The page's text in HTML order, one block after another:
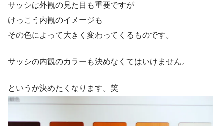
サッシは外観の見た目も重要ですが
けっこう内観のイメージも
その色によって大きく変わってくるものです。
サッシの内観のカラーも決めなくてはいけません。
というか決めたくなります。笑